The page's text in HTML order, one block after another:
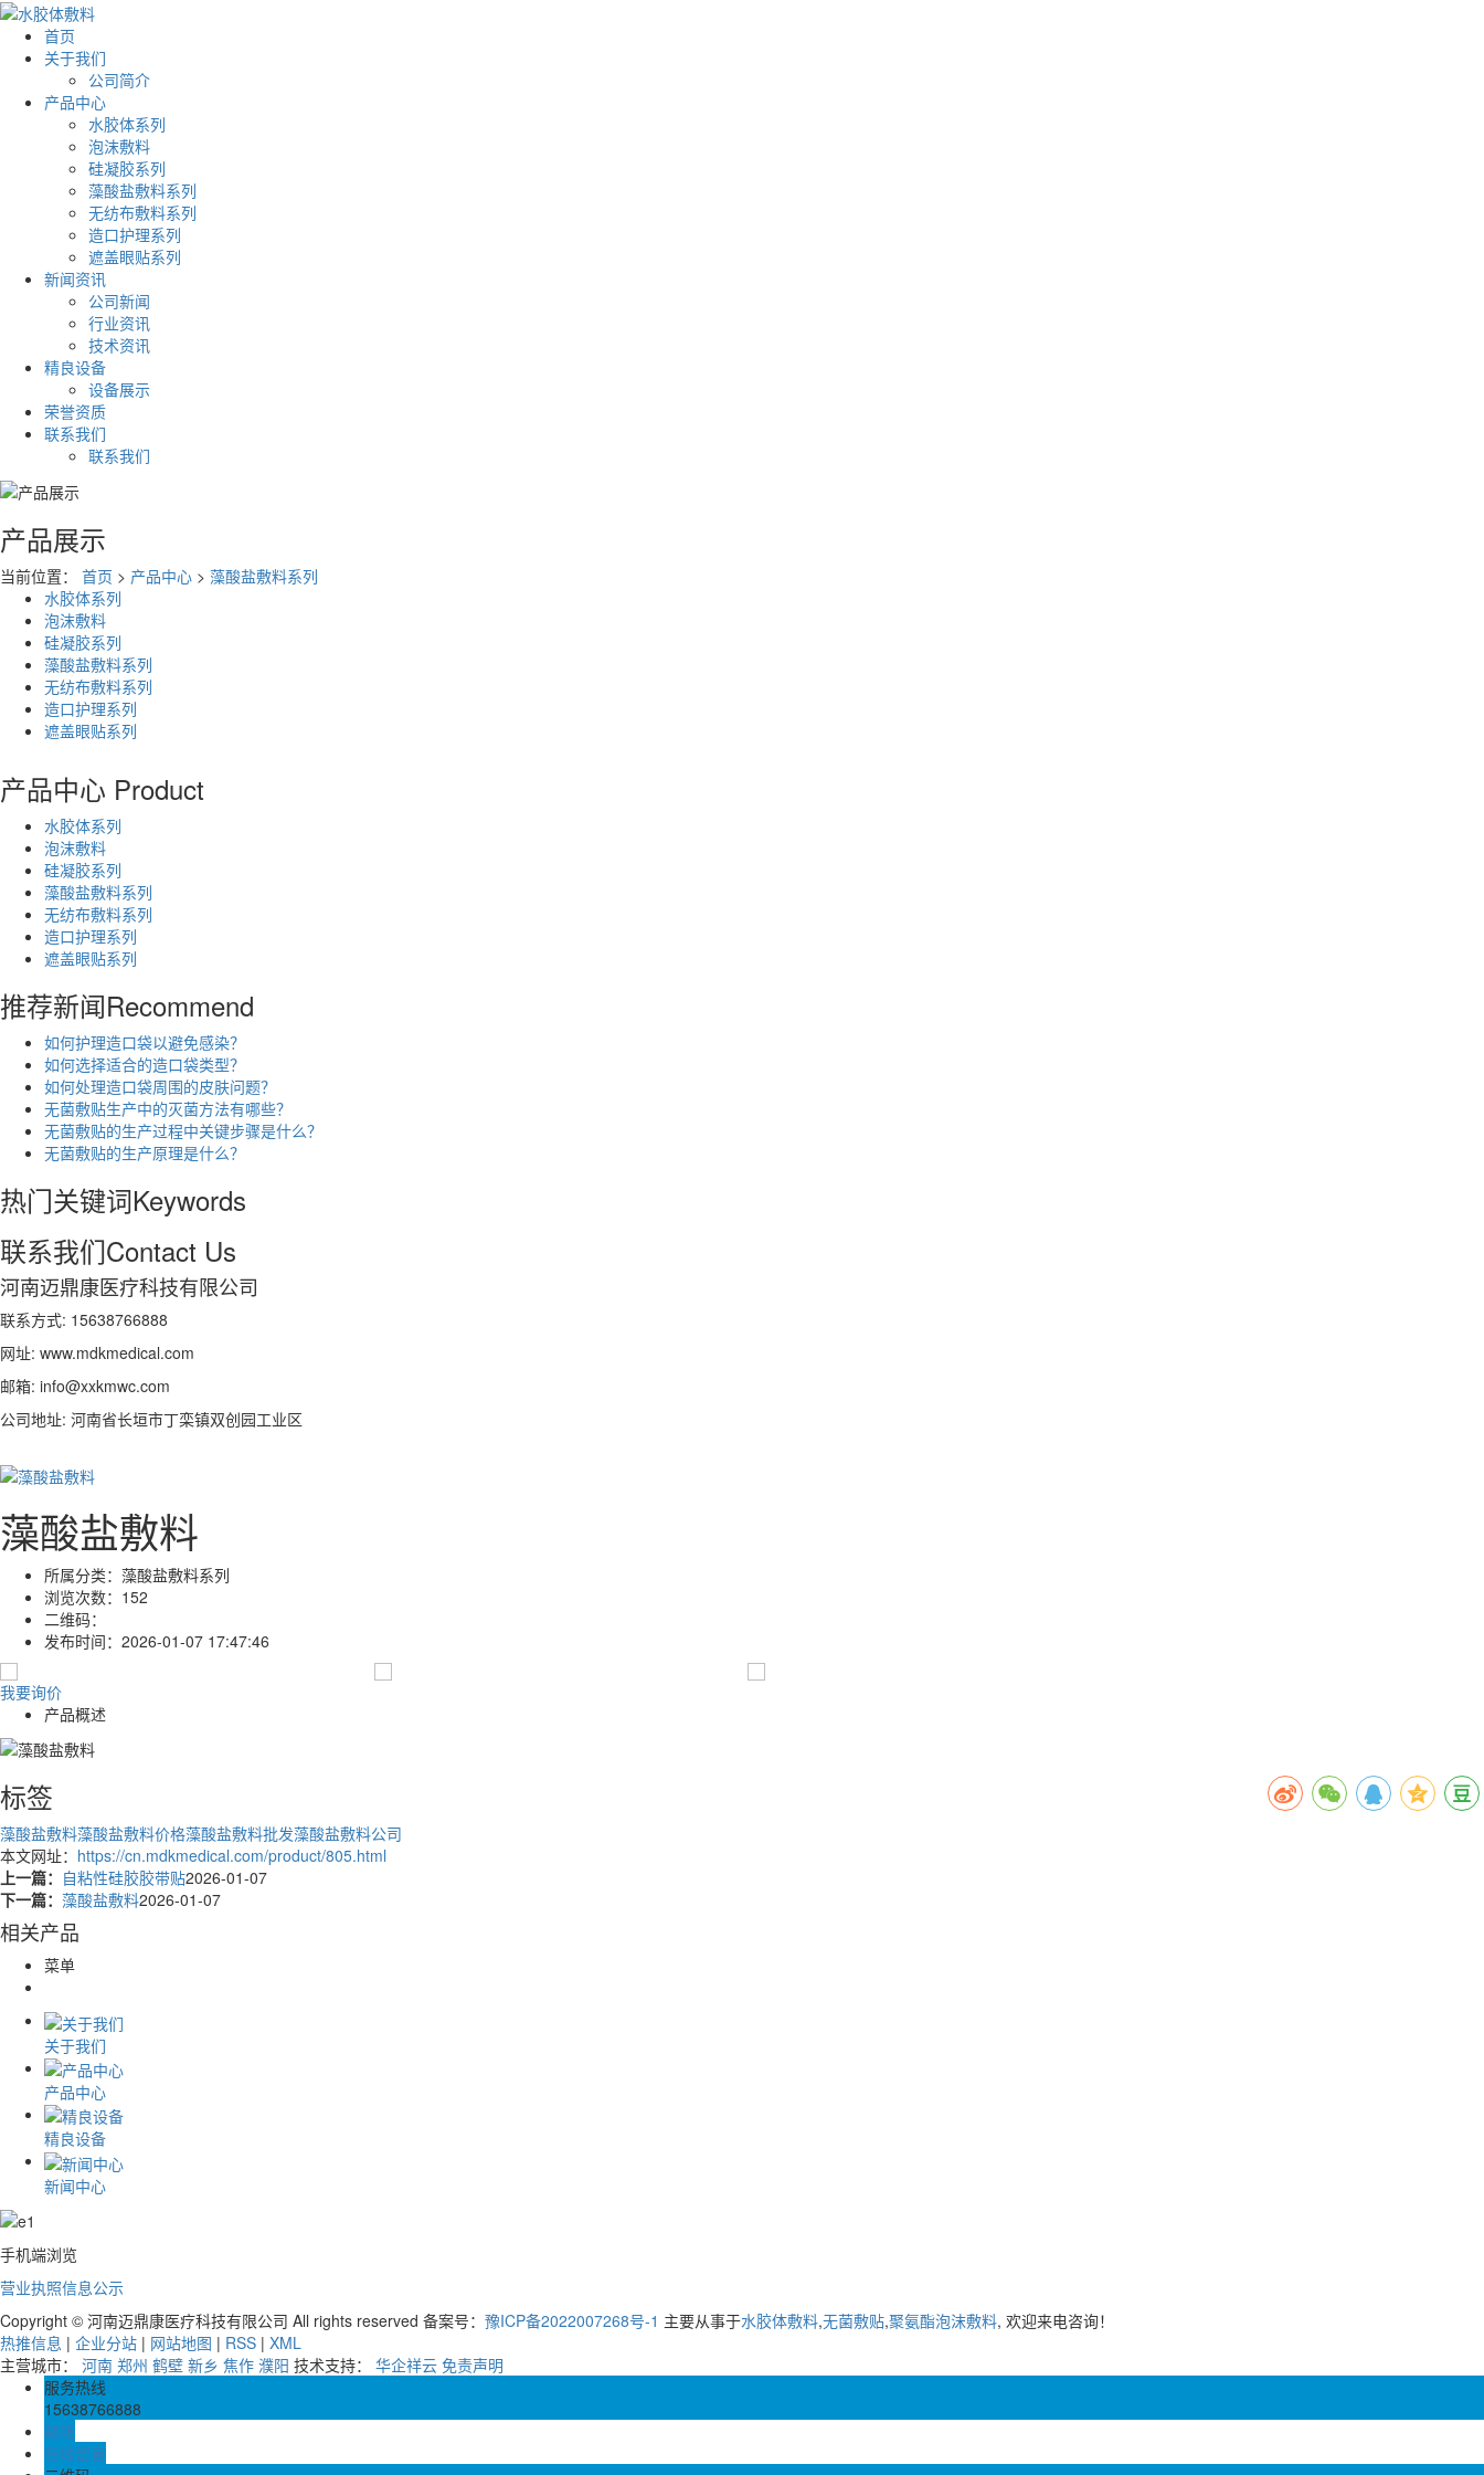
首页
关于我们
公司简介
产品中心
水胶体系列
泡沫敷料
硅凝胶系列
藻酸盐敷料系列
无纺布敷料系列
造口护理系列
遮盖眼贴系列
新闻资讯
公司新闻
行业资讯
技术资讯
精良设备
设备展示
荣誉资质
联系我们
联系我们
产品展示
当前位置： 首页 > 产品中心 > 藻酸盐敷料系列
水胶体系列
泡沫敷料
硅凝胶系列
藻酸盐敷料系列
无纺布敷料系列
造口护理系列
遮盖眼贴系列
产品中心 Product
水胶体系列
泡沫敷料
硅凝胶系列
藻酸盐敷料系列
无纺布敷料系列
造口护理系列
遮盖眼贴系列
推荐新闻Recommend
如何护理造口袋以避免感染？
如何选择适合的造口袋类型？
如何处理造口袋周围的皮肤问题？
无菌敷贴生产中的灭菌方法有哪些？
无菌敷贴的生产过程中关键步骤是什么？
无菌敷贴的生产原理是什么？
热门关键词Keywords
联系我们Contact Us
河南迈鼎康医疗科技有限公司
联系方式: 15638766888
网址: www.mdkmedical.com
邮箱: info@xxkmwc.com
公司地址: 河南省长垣市丁栾镇双创园工业区
藻酸盐敷料
所属分类： 藻酸盐敷料系列
浏览次数： 152
二维码：
发布时间： 2026-01-07 17:47:46
我要询价
产品概述
标签
藻酸盐敷料藻酸盐敷料价格藻酸盐敷料批发藻酸盐敷料公司
本文网址： https://cn.mdkmedical.com/product/805.html
上一篇： 自粘性硅胶胶带贴2026-01-07
下一篇： 藻酸盐敷料2026-01-07
相关产品
菜单
关于我们
产品中心
精良设备
新闻中心
手机端浏览
营业执照信息公示
Copyright © 河南迈鼎康医疗科技有限公司 All rights reserved 备案号： 豫ICP备2022007268号-1 主要从事于水胶体敷料,无菌敷贴,聚氨酯泡沫敷料, 欢迎来电咨询！
热推信息 | 企业分站 | 网站地图 | RSS | XML
主营城市： 河南 郑州 鹤壁 新乡 焦作 濮阳 技术支持： 华企祥云 免责声明
服务热线
15638766888
邮箱
在线留言